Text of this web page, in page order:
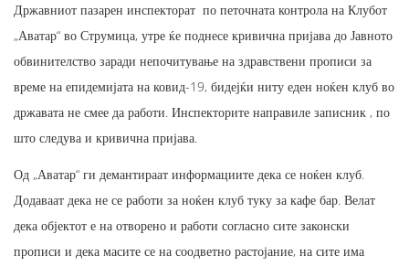
Државниот пазарен инспекторат по петочната контрола на Клубот
„Аватар“ во Струмица, утре ќе поднесе кривична пријава до Јавното
обвинителство заради непочитување на здравствени прописи за
време на епидемијата на ковид-19, бидејќи ниту еден ноќен клуб во
државата не смее да работи. Инспекторите направиле записник , по
што следува и кривична пријава.
Од „Аватар“ ги демантираат информациите дека се ноќен клуб.
Додаваат дека не се работи за ноќен клуб туку за кафе бар. Велат
дека објектот е на отворено и работи согласно сите законски
прописи и дека масите се на соодветно растојание, на сите има